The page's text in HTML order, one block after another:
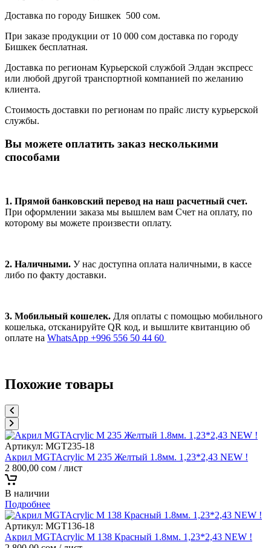
Доставка по городу Бишкек 500 сом.
При заказе продукции от 10 000 сом доставка по городу
Бишкек бесплатная.
Доставка по регионам Курьерской службой Элдан экспресс
или любой другой транспортной компанией по желанию
клиента.
Стоимость доставки по регионам по прайс листу курьерской
службы.
Вы можете оплатить заказ несколькими
способами
1. Прямой банковский перевод на наш расчетный счет.
При оформлении заказа мы вышлем вам Счет на оплату, по
которому вы можете произвести оплату.
2. Наличными. У нас доступна оплата наличными, в кассе
либо по факту доставки.
3. Мобильный кошелек. Для оплаты с помощью мобильного
кошелька, отсканируйте QR код, и вышлите квитанцию об
оплате на WhatsApp +996 556 50 44 60
Похожие товары
Артикул: MGT235-18
Акрил MGTAcrylic M 235 Желтый 1.8мм. 1,23*2,43 NEW !
2 800,00 сом / лист
В наличии
Подробнее
Артикул: MGT136-18
Акрил MGTAcrylic M 138 Красный 1.8мм. 1,23*2,43 NEW !